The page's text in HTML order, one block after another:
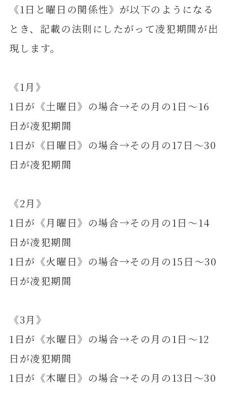
《1日と曜日の関係性》が以下のようになる
とき、記載の法則にしたがって凌犯期間が出
現します。
《1月》
1日が《土曜日》の場合→その月の1日～16
日が凌犯期間
1日が《日曜日》の場合→その月の17日～30
日が凌犯期間
《2月》
1日が《月曜日》の場合→その月の1日～14
日が凌犯期間
1日が《火曜日》の場合→その月の15日～30
日が凌犯期間
《3月》
1日が《水曜日》の場合→その月の1日～12
日が凌犯期間
1日が《木曜日》の場合→その月の13日～30